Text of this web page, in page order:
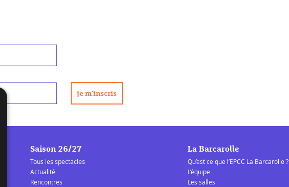
Saison 26/27
Tous les spectacles
Actualité
Rencontres
La Barcarolle
Qu’est ce que l’EPCC La Barcarolle ?
L’équipe
Les salles